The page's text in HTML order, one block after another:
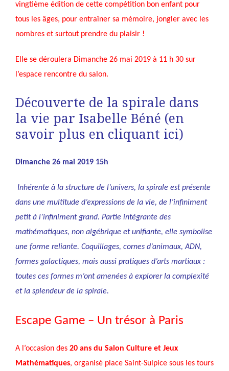
vingtième édition de cette compétition bon enfant pour
tous les âges, pour entraîner sa mémoire, jongler avec les
nombres et surtout prendre du plaisir !
Elle se déroulera Dimanche 26 mai 2019 à 11 h 30 sur
l’espace rencontre du salon.
Découverte de la spirale dans
la vie par Isabelle Béné (en
savoir plus en cliquant ici)
Dimanche 26 mai 2019 15h
Inhérente à la structure de l’univers, la spirale est présente
dans une multitude d’expressions de la vie, de l’infiniment
petit à l’infiniment grand. Partie intégrante des
mathématiques, non algébrique et unifiante, elle symbolise
une forme reliante. Coquillages, cornes d’animaux, ADN,
formes galactiques, mais aussi pratiques d’arts martiaux :
toutes ces formes m’ont amenées à explorer la complexité
et la splendeur de la spirale.
Escape Game – Un trésor à Paris
A l’occasion des 20 ans du Salon Culture et Jeux
Mathématiques, organisé place Saint-Sulpice sous les tours